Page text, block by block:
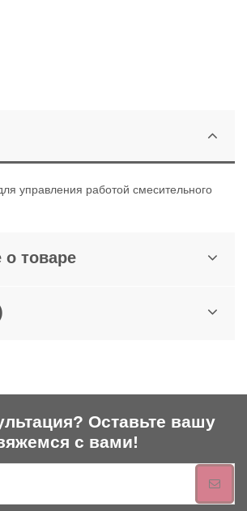
управления работой смесительного
о товаре
Оставьте вашу
с вами!